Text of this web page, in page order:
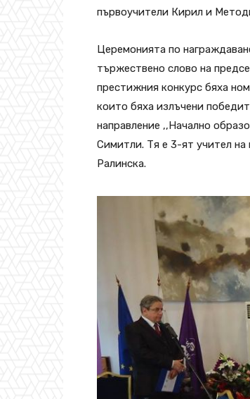
първоучители Кирил и
Церемонията по
тържествено слово на
престижния конкурс бяха
които бяха излъчени
направление ,,Начално
Симитли. Тя е 3-ят учител
Ралинска.